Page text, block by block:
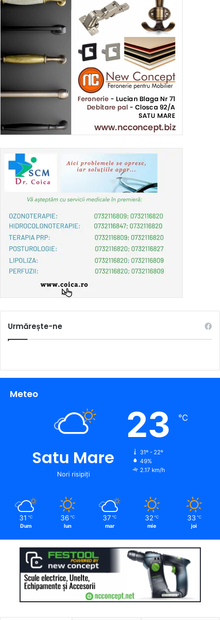
Urmărește-ne
Meteo
Satu Mare
Nori risipiți
23 ℃
31º - 22º
49%
2.17 km/h
31 ℃
Dum
36 ℃
lun
37 ℃
mar
32 ℃
mie
33 ℃
joi